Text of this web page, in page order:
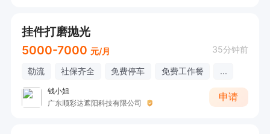
挂件打磨抛光
5000-7000 元/月 35分钟前
勒流 社保齐全 免费停车 免费工作餐 ...
钱小姐
广东顺彩达遮阳科技有限公司
申请